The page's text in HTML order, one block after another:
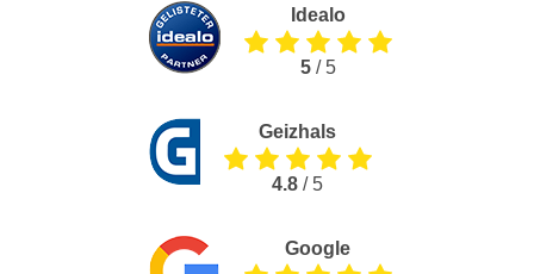
Idealo
5/ 5
Geizhals
4.8 / 5
Google